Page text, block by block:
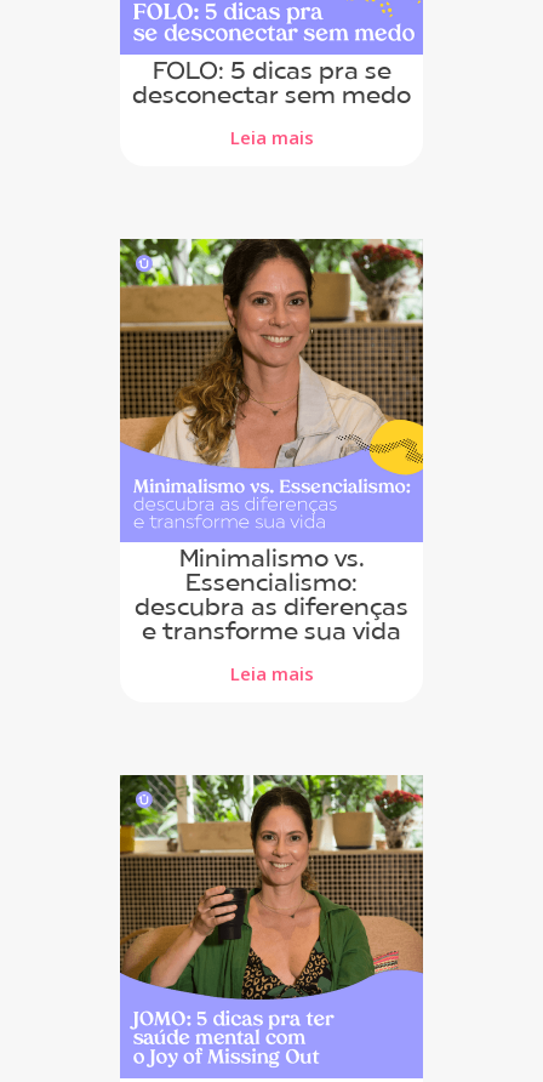
FOLO: 5 dicas pra se
desconectar sem medo
Leia mais
Minimalismo vs.
Essencialismo:
descubra as diferenças
e transforme sua vida
Leia mais